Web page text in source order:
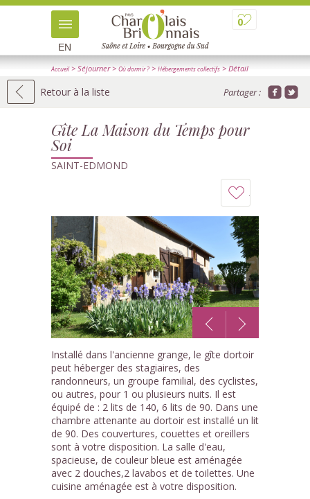
0
EN
Accueil> Séjourner> Où dormir ? > Hébergements collectifs > Détail
Retour à la liste Partager :
Gîte La Maison du Temps pour
Soi
SAINT-EDMOND
à
mon
carnet
1 /10
Installé dans l'ancienne grange, le gîte dortoir
peut héberger des stagiaires, des
randonneurs, un groupe familial, des cyclistes,
ou autres, pour 1 ou plusieurs nuits. Il est
équipé de : 2 lits de 140, 6 lits de 90. Dans une
chambre attenante au dortoir est installé un lit
de 90. Des couvertures, couettes et oreillers
sont à votre disposition. La salle d'eau,
spacieuse, de couleur bleue est aménagée
avec 2 douches,2 lavabos et de toilettes. Une
cuisine aménagée est à votre disposition.